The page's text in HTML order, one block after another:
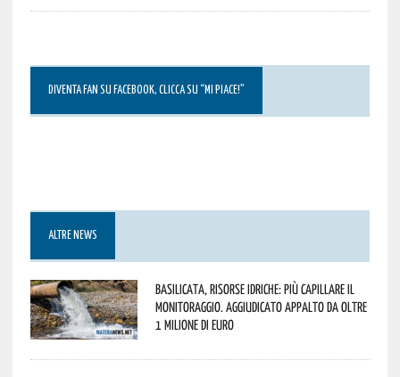
DIVENTA FAN SU FACEBOOK, CLICCA SU “MI PIACE!”
ALTRE NEWS
Basilicata, Risorse idriche: più capillare il
monitoraggio. Aggiudicato appalto da oltre
1 milione di euro